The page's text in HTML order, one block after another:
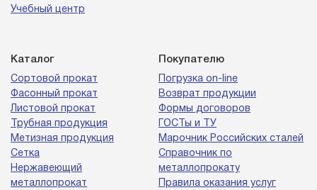
Учебный центр
Каталог
Сортовой прокат
Фасонный прокат
Листовой прокат
Трубная продукция
Метизная продукция
Сетка
Нержавеющий
металлопрокат
Покупателю
Погрузка on-line
Возврат продукции
Формы договоров
ГОСТы и ТУ
Марочник Российских сталей
Справочник по
металлопрокату
Правила оказания услуг